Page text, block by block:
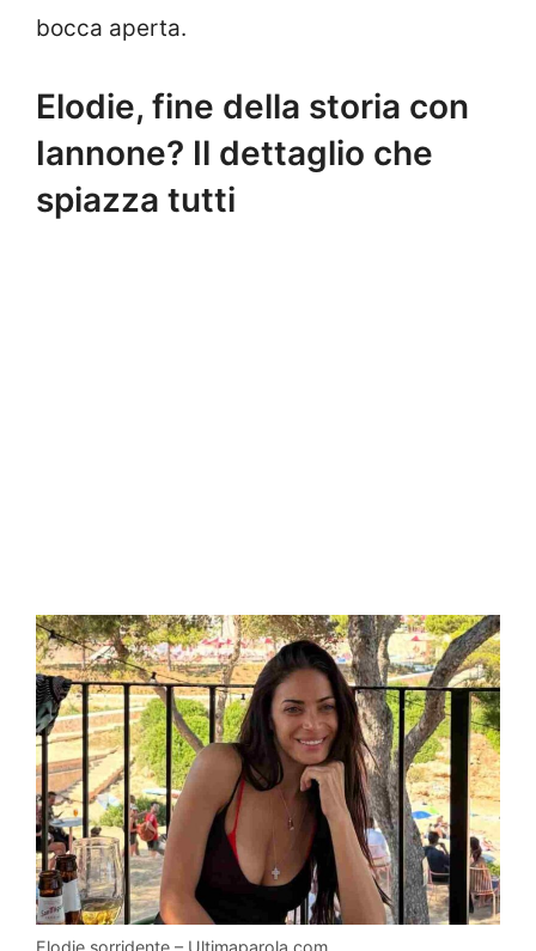
bocca aperta.
Elodie, fine della storia con
Iannone? Il dettaglio che
spiazza tutti
Elodie sorridente – Ultimaparola.com